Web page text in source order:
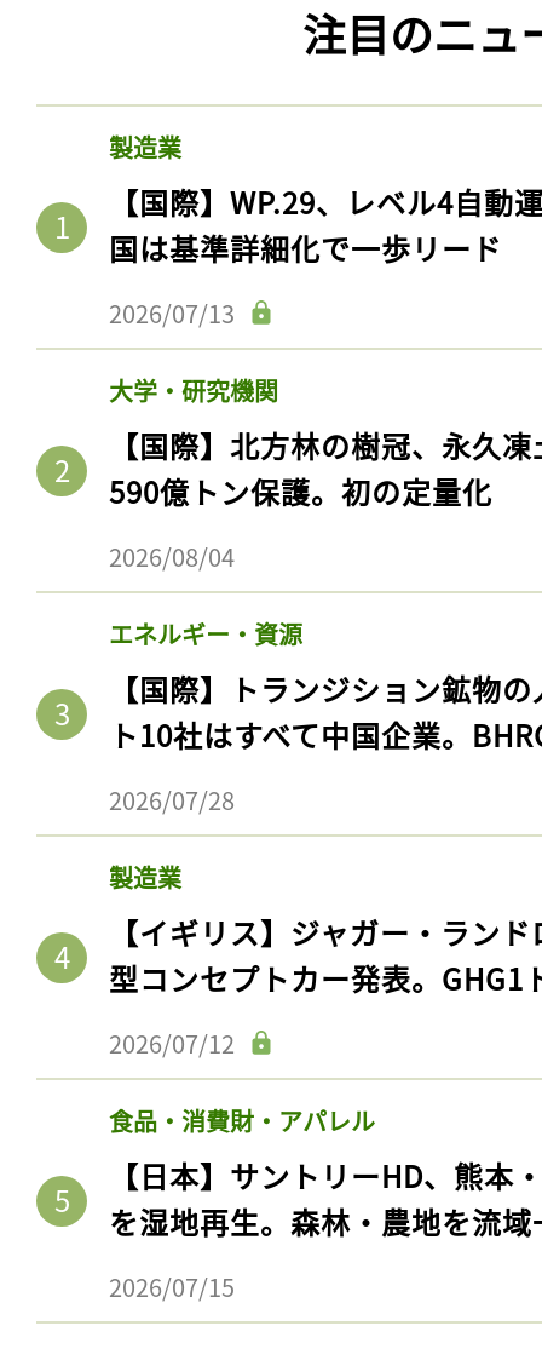
注目のニュ
製造業
【国際】WP.29、レベル4自動
国は基準詳細化で一歩リード
2026/07/13
大学・研究機関
【国際】北方林の樹冠、永久
590億トン保護。初の定量化
2026/08/04
エネルギー・資源
【国際】トランジション鉱物
ト10社はすべて中国企業。
2026/07/28
製造業
【イギリス】ジャガー・ラン
型コンセプトカー発表。GHG1
2026/07/12
食品・消費財・アパレル
【日本】サントリーHD、熊本
を湿地再生。森林・農地を流
2026/07/15